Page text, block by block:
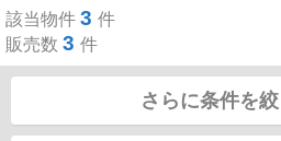
該当物件 3 件
販売数 3 件
さらに条件を